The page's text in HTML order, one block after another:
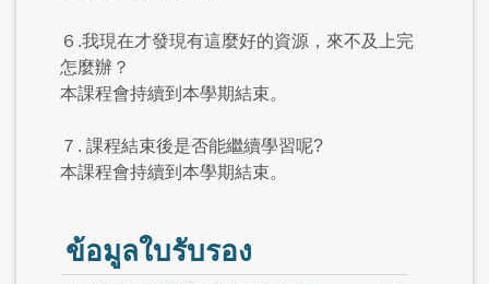
６.我現在才發現有這麼好的資源，來不及上完
怎麼辦？
本課程會持續到本學期結束。
７. 課程結束後是否能繼續學習呢?
本課程會持續到本學期結束。
ข้อมูลใบรับรอง